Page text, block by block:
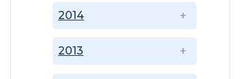
2013
2014